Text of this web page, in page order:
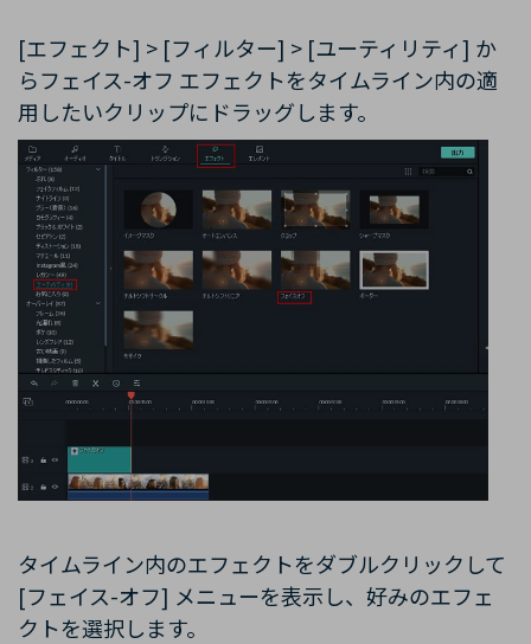
[エフェクト] > [フィルター] > [ユーティリティ] か
らフェイス-オフ エフェクトをタイムライン内の適
用したいクリップにドラッグします。
タイムライン内のエフェクトをダブルクリックして
[フェイス-オフ] メニューを表示し、好みのエフェ
クトを選択します。